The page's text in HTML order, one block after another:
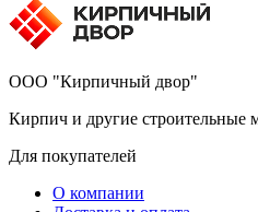
ООО "Кирпичный двор"
Кирпич и другие строительные
Для покупателей
О компании